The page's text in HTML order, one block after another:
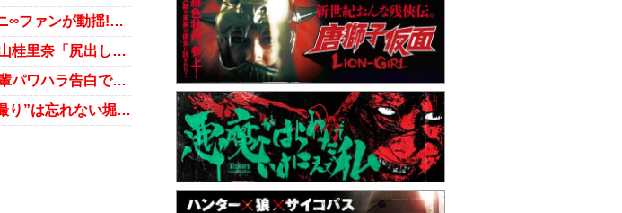
工藤静香のしわしわ生脚に驚愕の声、真野恵里菜結婚に関ジャニ∞ファンが動揺!?……週末芸能ニュース雑話
KEIKO親族激怒で小室擁護派がトーンダウン、誰も得しない丸山桂里奈「尻出し」宣言……週末芸能ニュース雑話
石原さとみ、新恋人キューピッドは山下智久!? 真木よう子、後輩パワハラ告白で袋叩きに！……週末芸能ニュース雑話
NEWS未成年女性が『UTAGE！』に登場!? 体調不良でも“自撮り”は忘れない堀ちえみ……週末芸能ニュース雑話